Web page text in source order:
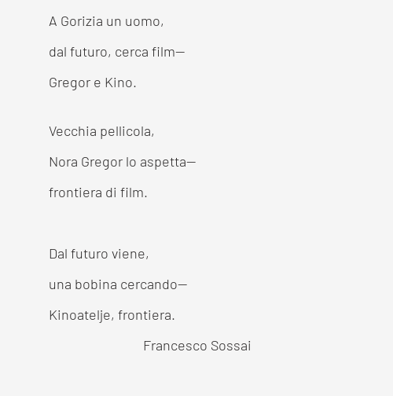
A Gorizia un uomo,
dal futuro, cerca film—
Gregor e Kino.
Vecchia pellicola,
Nora Gregor lo aspetta—
frontiera di film.
Dal futuro viene,
una bobina cercando—
Kinoatelje, frontiera.
Francesco Sossai